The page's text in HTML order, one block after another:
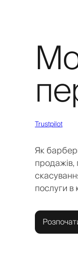
Trustpilot
Як
продажів,
послуги